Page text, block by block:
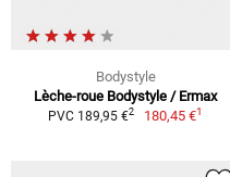
Bodystyle
Lèche-roue Bodystyle / Ermax
PVC 189,95 €2 180,45 €1